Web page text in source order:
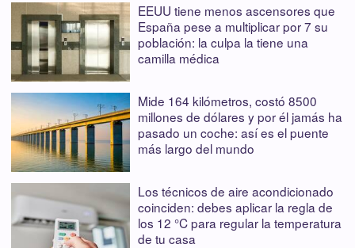
EEUU tiene menos ascensores que
España pese a multiplicar por 7 su
población: la culpa la tiene una
camilla médica
Mide 164 kilómetros, costó 8500
millones de dólares y por él jamás ha
pasado un coche: así es el puente
más largo del mundo
Los técnicos de aire acondicionado
coinciden: debes aplicar la regla de
los 12 °C para regular la temperatura
de tu casa